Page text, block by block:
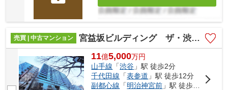
売買 | 中古マンション 宮益坂ビルディング ザ・渋谷レジデンス
11億5,000万円
山手線 「渋谷 」駅 徒歩2分
千代田線 「表参道 」駅 徒歩12分
副都心線 「明治神宮前 」駅 徒歩14分